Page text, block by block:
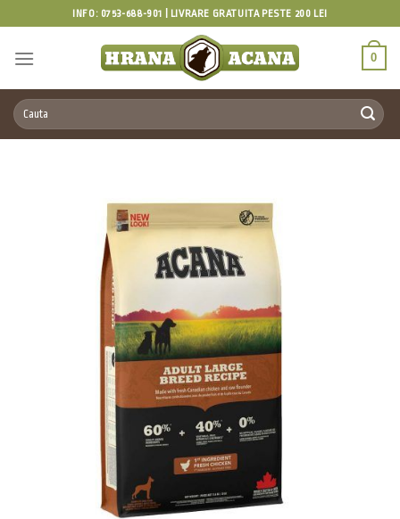
content
INFO: 0753-688-901 | LIVRARE GRATUITA PESTE 200 LEI
0
Caută
după: